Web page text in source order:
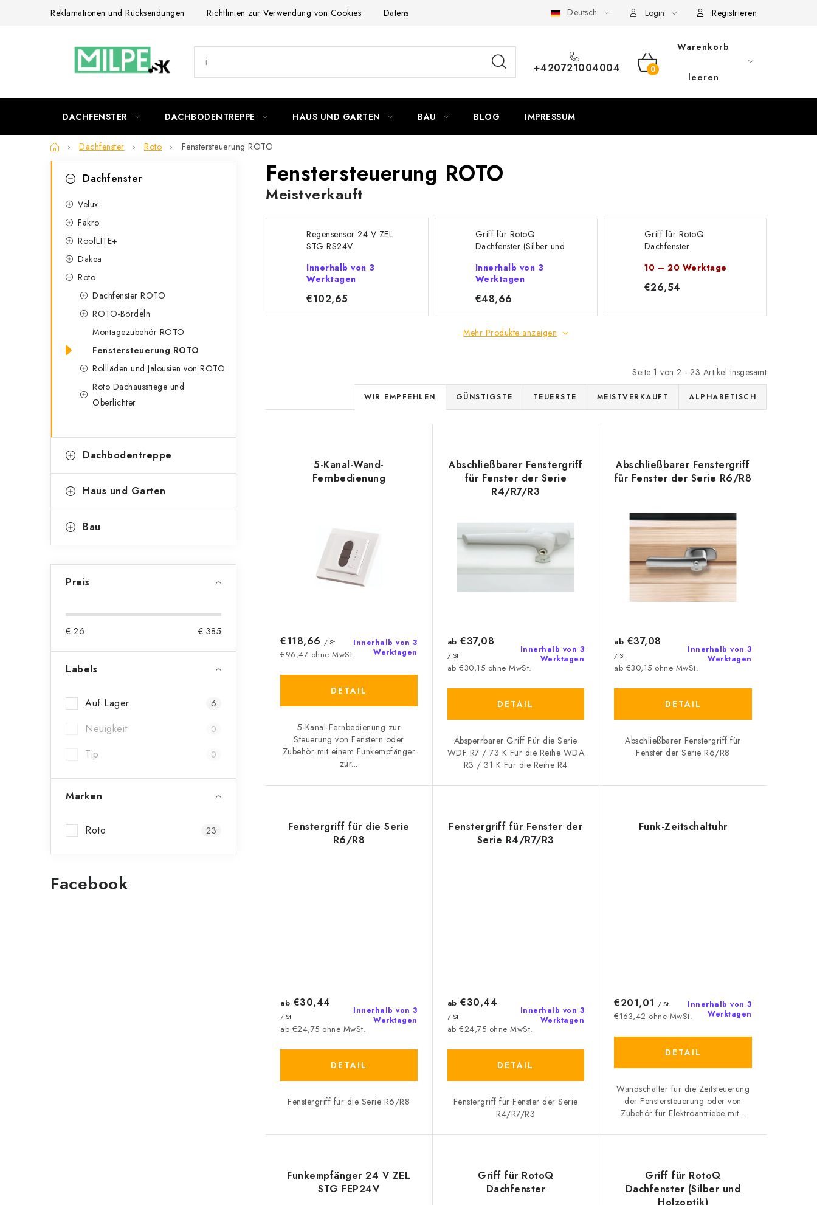
Reklamationen und Rücksendungen Richtlinien zur Verwendung von Cookies Datenschutzerklärung Allgemeinen Geschäftsbedingungen Sitemap von Milpe.sk
Deutsch Login Registrieren
+420721004004 WARENKORB
Warenkorb
leeren
DACHFENSTER DACHBODENTREPPE HAUS UND GARTEN BAU BLOG IMPRESSUM
StartseiteDachfenster Roto Fenstersteuerung ROTO
überspringenDachfenster
Velux
Fakro
RoofLITE+
Dakea
Roto
Dachfenster ROTO
ROTO-Bördeln
Montagezubehör ROTO
Fenstersteuerung ROTO
Rollläden und Jalousien von ROTO
Roto Dachausstiege und
Oberlichter
Dachbodentreppe
Haus und Garten
Bau
Preis
€ 26 € 385
Labels
Auf Lager 6
Neuigkeit 0
Tip 0
Marken
Roto 23
Facebook
Fenstersteuerung ROTO
Meistverkauft
Regensensor 24 V ZEL
STG RS24V
Innerhalb von 3
Werktagen
€102,65
Griff für RotoQ
Dachfenster (Silber und
Innerhalb von 3
Werktagen
€48,66
Griff für RotoQ
Dachfenster
10 – 20 Werktage
€26,54
Mehr Produkte anzeigen
Seite 1 von 2 - 23 Artikel insgesamt
P
r
d
u
t
s
o
i
e
r
u
n
g
WIR EMPFEHLEN GÜNSTIGSTE TEUERSTE MEISTVERKAUFT ALPHABETISCH
e
5-Kanal-Wand-
Fernbedienung
Innerhalb von 3
Werktagen
€96,47 ohne MwSt.
€118,66 / St
DETAIL
5-Kanal-Fernbedienung zur
Steuerung von Fenstern oder
Zubehör mit einem Funkempfänger
zur...
Abschließbarer Fenstergriff
für Fenster der Serie
R4/R7/R3
Innerhalb von 3
Werktagen
ab €30,15 ohne MwSt.
ab €37,08
/ St
DETAIL
Absperrbarer Griff Für die Serie
WDF R7 / 73 K Für die Reihe WDA
R3 / 31 K Für die Reihe R4
Abschließbarer Fenstergriff
für Fenster der Serie R6/R8
Innerhalb von 3
Werktagen
ab €30,15 ohne MwSt.
ab €37,08
/ St
DETAIL
Abschließbarer Fenstergriff für
Fenster der Serie R6/R8
Fenstergriff für die Serie
R6/R8
Innerhalb von 3
Werktagen
ab €24,75 ohne MwSt.
ab €30,44
/ St
DETAIL
Fenstergriff für die Serie R6/R8
Fenstergriff für Fenster der
Serie R4/R7/R3
Innerhalb von 3
Werktagen
ab €24,75 ohne MwSt.
ab €30,44
/ St
DETAIL
Fenstergriff für Fenster der Serie
R4/R7/R3
Funk-Zeitschaltuhr
Innerhalb von 3
Werktagen
€163,42 ohne MwSt.
€201,01 / St
DETAIL
Wandschalter für die Zeitsteuerung
der Fenstersteuerung oder von
Zubehör für Elektroantriebe mit...
Funkempfänger 24 V ZEL
STG FEP24V
Griff für RotoQ
Dachfenster
Griff für RotoQ
Dachfenster (Silber und